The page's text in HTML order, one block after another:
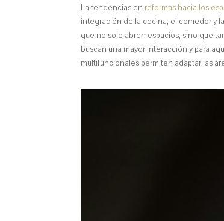
La tendencias en reformas hacia los
integración de la cocina, el comedor y
que no solo abren espacios, sino que
buscan una mayor interacción y para
multifuncionales permiten adaptar las